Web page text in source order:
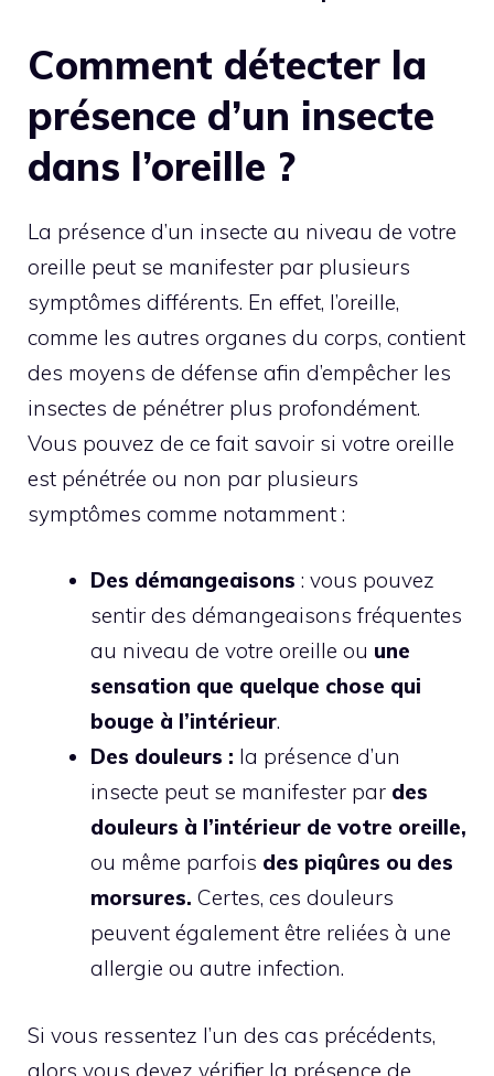
Comment détecter la
présence d’un insecte
dans l’oreille ?
La présence d’un insecte au niveau de votre
oreille peut se manifester par plusieurs
symptômes différents. En effet, l’oreille,
comme les autres organes du corps, contient
des moyens de défense afin d’empêcher les
insectes de pénétrer plus profondément.
Vous pouvez de ce fait savoir si votre oreille
est pénétrée ou non par plusieurs
symptômes comme notamment :
Des démangeaisons : vous pouvez
sentir des démangeaisons fréquentes
au niveau de votre oreille ou une
sensation que quelque chose qui
bouge à l’intérieur.
Des douleurs : la présence d’un
insecte peut se manifester par des
douleurs à l’intérieur de votre oreille,
ou même parfois des piqûres ou des
morsures. Certes, ces douleurs
peuvent également être reliées à une
allergie ou autre infection.
Si vous ressentez l’un des cas précédents,
alors vous devez vérifier la présence de